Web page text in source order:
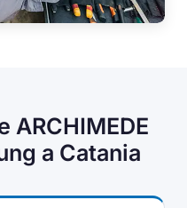
ARCHIMEDE
a Catania